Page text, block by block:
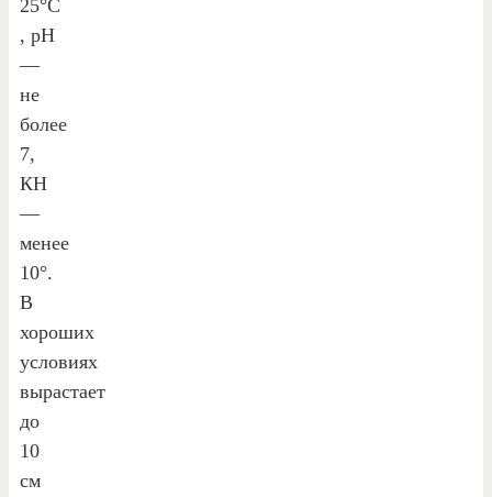
25°С
, рН
—
не
более
7,
КН
—
менее
10°.
В
хороших
условиях
вырастает
до
10
см